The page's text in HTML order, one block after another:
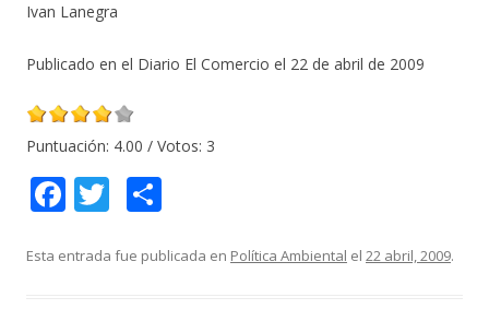
Ivan Lanegra
Publicado en el Diario El Comercio el 22 de abril de 2009
Puntuación: 4.00 / Votos: 3
F
e
T
itt m
Esta entrada fue publicada en Política Ambiental el 22 abril, 2009.